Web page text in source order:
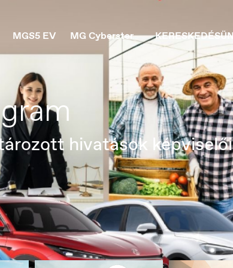
MGS5 EV MG Cyberster